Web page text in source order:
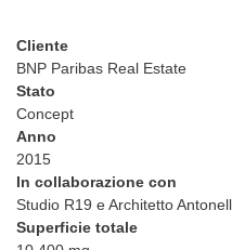
Cliente
BNP Paribas Real Estate
Stato
Concept
Anno
2015
In collaborazione con
Studio R19 e Architetto
Superficie totale